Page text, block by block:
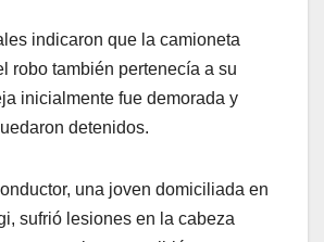
indicaron que la camioneta
robo también pertenecía a su
inicialmente fue demorada y
detenidos.
una joven domiciliada en
sufrió lesiones en la cabeza